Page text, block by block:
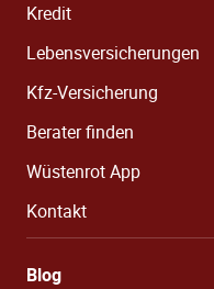
Kredit
Lebensversicherungen
Kfz-Versicherung
Berater finden
Wüstenrot App
Kontakt
Blog